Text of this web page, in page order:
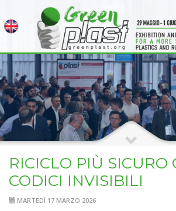
RICICLO PIÙ SICURO
CODICI INVISIBILI
MARTEDÌ 17 MARZO 2026